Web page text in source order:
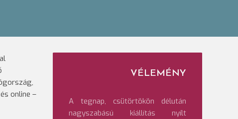
online –
VÉLEMÉNY
A tegnap, csütörtökön délután
nagyszabású kiállítás nyílt